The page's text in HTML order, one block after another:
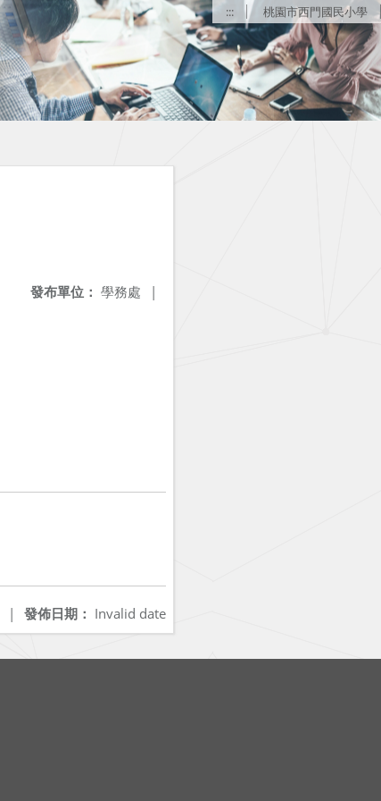
::: 桃園市西門國民小學
發布單位： 學務處 |
發佈日期： Invalid date
|